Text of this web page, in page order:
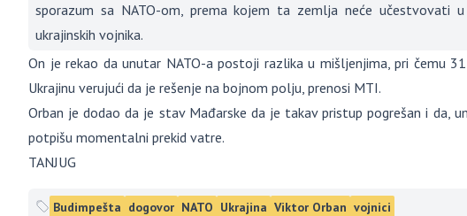
sporazum sa NATO-om, prema kojem ta zemlja neće učestvovati
ukrajinskih vojnika.
On je rekao da unutar NATO-a postoji razlika u mišljenjima, pri čemu
Ukrajinu verujući da je rešenje na bojnom polju, prenosi MTI.
Orban je dodao da je stav Mađarske da je takav pristup pogrešan i da,
potpišu momentalni prekid vatre.
TANJUG
Budimpešta dogovor NATO Ukrajina Viktor Orban vojnici